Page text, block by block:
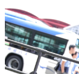
マンガ
ニコニコQ